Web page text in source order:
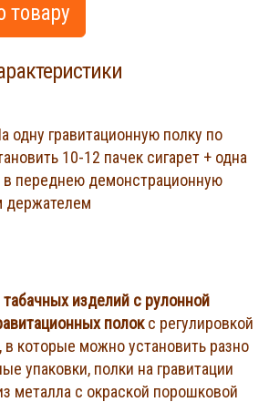
товару
одну гравитационную полку по
10-12 пачек сигарет + одна
в переднею демонстрационную
держателем
изделий с рулонной
полокс регулировкой
которые можно установить разно
упаковки, полки на гравитации
металла с окраской порошковой